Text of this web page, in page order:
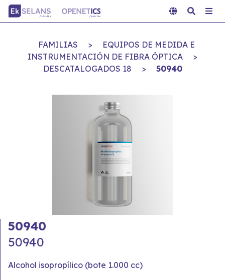
FAMILIAS >
EQUIPOS DE MEDIDA E
INSTRUMENTACIÓN DE FIBRA ÓPTICA
>
DESCATALOGADOS 18
> 50940
50940
50940
Alcohol isopropílico (bote 1.000 cc)